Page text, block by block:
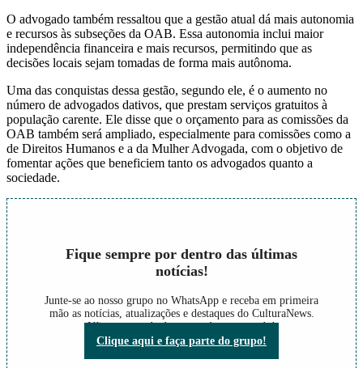
O advogado também ressaltou que a gestão atual dá mais autonomia
e recursos às subseções da OAB. Essa autonomia inclui maior
independência financeira e mais recursos, permitindo que as
decisões locais sejam tomadas de forma mais autônoma.
Uma das conquistas dessa gestão, segundo ele, é o aumento no
número de advogados dativos, que prestam serviços gratuitos à
população carente. Ele disse que o orçamento para as comissões da
OAB também será ampliado, especialmente para comissões como a
de Direitos Humanos e a da Mulher Advogada, com o objetivo de
fomentar ações que beneficiem tanto os advogados quanto a
sociedade.
Fique sempre por dentro das últimas
notícias!
Junte-se ao nosso grupo no WhatsApp e receba em primeira
mão as notícias, atualizações e destaques do CulturaNews.
Não perca nada do que está acontecendo!
Clique aqui e faça parte do grupo!